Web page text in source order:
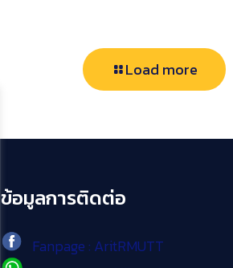
Load more
ข้อมูลการติดต่อ
Fanpage : AritRMUTT